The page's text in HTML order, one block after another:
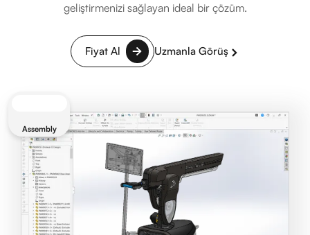
geliştirmenizi sağlayan ideal bir çözüm.
Fiyat Al Uzmanla Görüş
Assembly